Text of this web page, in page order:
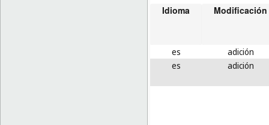
Idioma Modificación
es
adición
es
adición